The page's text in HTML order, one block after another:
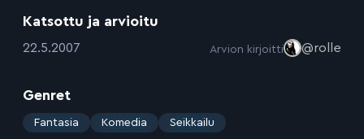
Katsottu ja arvioitu
:22.5.2007 Arvion kirjoitti @rolle
Genret
: Fantasia Komedia Seikkailu